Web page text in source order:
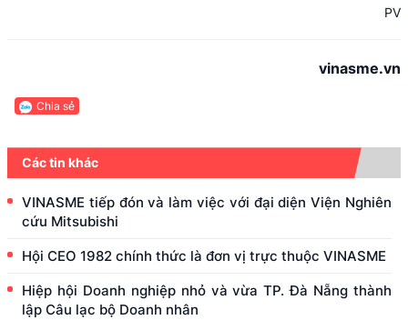
PV
vinasme.vn
Chia sẻ
Các tin khác
VINASME tiếp đón và làm việc với đại diện Viện Nghiên
cứu Mitsubishi
Hội CEO 1982 chính thức là đơn vị trực thuộc VINASME
Hiệp hội Doanh nghiệp nhỏ và vừa TP. Đà Nẵng thành
lập Câu lạc bộ Doanh nhân